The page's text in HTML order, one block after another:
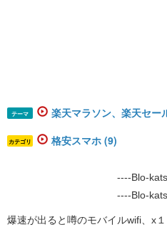
テーマ 楽天マラソン、楽天セー
カテゴリ 格安スマホ (9)
----Blo-
----Blo-
爆速が出ると噂のモバイルwifi、x